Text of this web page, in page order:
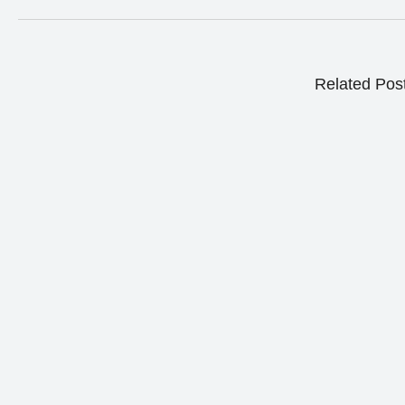
Related